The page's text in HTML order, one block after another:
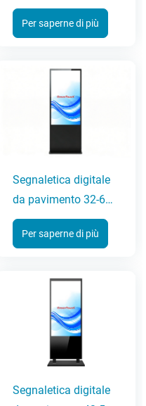
Per saperne di più
Segnaletica digitale
da pavimento 32-65
pollici (serie 6C)
Per saperne di più
Segnaletica digitale